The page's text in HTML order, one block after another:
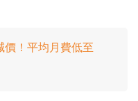
價！平均月費低至